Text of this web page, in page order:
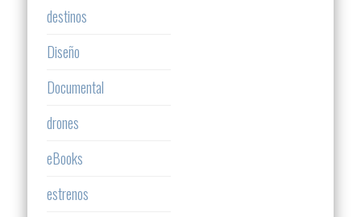
destinos
Diseño
Documental
drones
eBooks
estrenos